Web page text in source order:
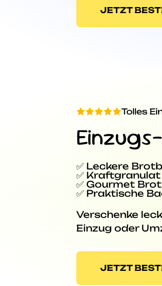
JETZT
Tolles
✅ Leckere
✅
✅ Gourmet
✅ Praktische
Verschenke
Einzug oder
JETZT